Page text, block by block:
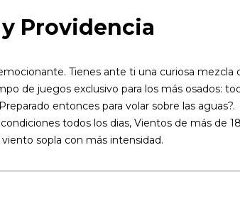
Providencia
Tienes ante ti una curiosa mezcla
de juegos exclusivo para los más osados:
entonces para volar sobre las aguas?.
todos los dias, Vientos de más de
sopla con más intensidad.